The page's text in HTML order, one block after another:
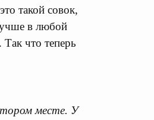
такой совок,
в любой
что теперь
месте. У